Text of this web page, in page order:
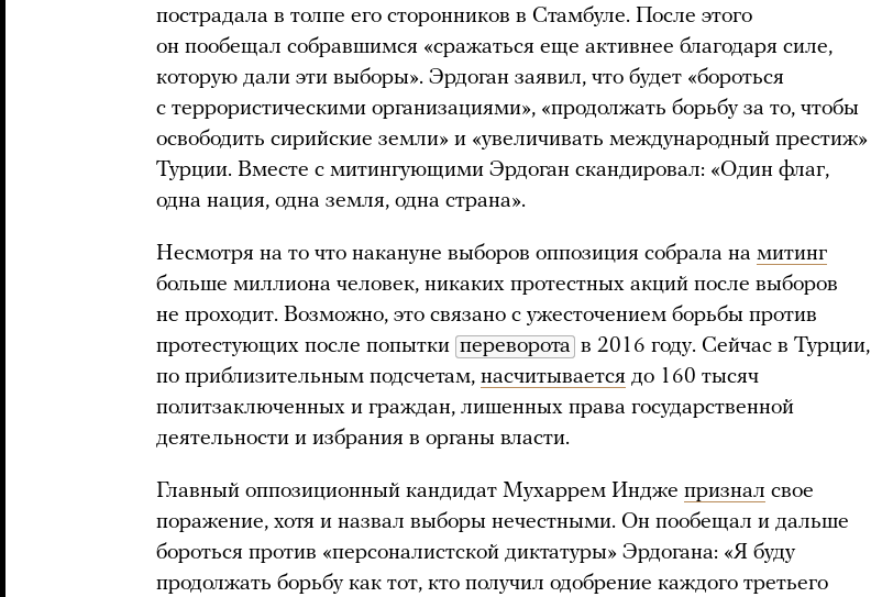
пострадала в толпе его сторонников в Стамбуле. После этого
он пообещал собравшимся «сражаться еще активнее благодаря силе,
которую дали эти выборы». Эрдоган заявил, что будет «бороться
с террористическими организациями», «продолжать борьбу за то, чтобы
освободить сирийские земли» и «увеличивать международный престиж»
Турции. Вместе с митингующими Эрдоган скандировал: «Один флаг,
одна нация, одна земля, одна страна».
Несмотря на то что накануне выборов оппозиция собрала на митинг
больше миллиона человек, никаких протестных акций после выборов
не проходит. Возможно, это связано с ужесточением борьбы против
протестующих после попытки переворота в 2016 году. Сейчас в Турции,
по приблизительным подсчетам, насчитывается до 160 тысяч
политзаключенных и граждан, лишенных права государственной
деятельности и избрания в органы власти.
Главный оппозиционный кандидат Мухаррем Индже признал свое
поражение, хотя и назвал выборы нечестными. Он пообещал и дальше
бороться против «персоналистской диктатуры» Эрдогана: «Я буду
продолжать борьбу как тот, кто получил одобрение каждого третьего